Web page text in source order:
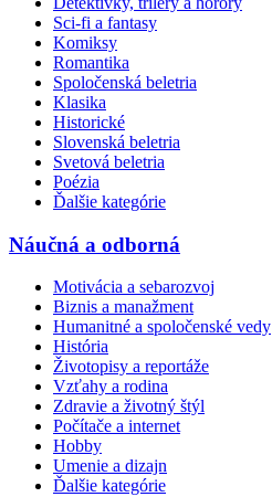
Sci-fi a fantasy
Komiksy
Romantika
Spoločenská beletria
Klasika
Historické
Slovenská beletria
Svetová beletria
Poézia
Ďalšie kategórie
Náučná a odborná
Motivácia a sebarozvoj
Biznis a manažment
Humanitné a spoločenské vedy
História
Životopisy a reportáže
Vzťahy a rodina
Zdravie a životný štýl
Počítače a internet
Hobby
Umenie a dizajn
Ďalšie kategórie